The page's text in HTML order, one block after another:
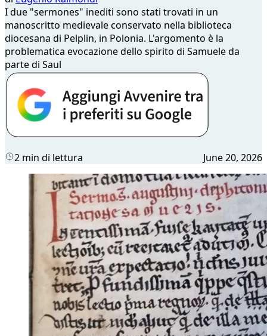
I due "sermones" inediti sono stati trovati in un
manoscritto medievale conservato nella biblioteca
diocesana di Pelplin, in Polonia. L'argomento è la
problematica evocazione dello spirito di Samuele da
parte di Saul
2 min di lettura June 20, 2026